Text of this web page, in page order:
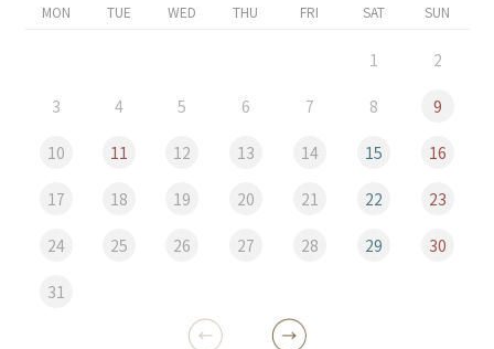
MON TUE WED THU FRI SAT SUN
1 2
3 4 5 6 7 8 9
10 11 12 13 14 15 16
17 18 19 20 21 22 23
24 25 26 27 28 29 30
31